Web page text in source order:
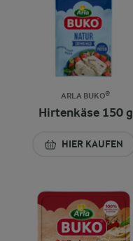
ARLA BUKO®
Hirtenkäse 150 g
HIER KAUFEN